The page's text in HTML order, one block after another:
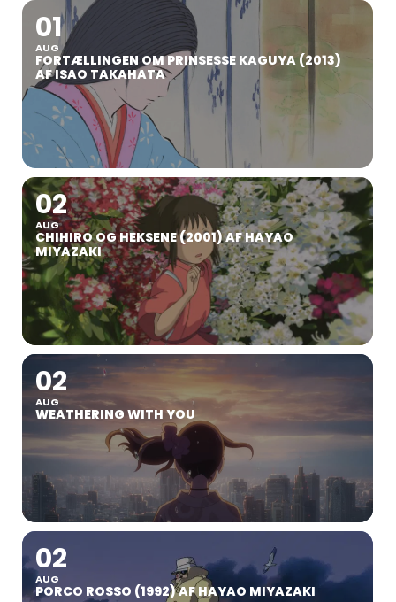
01
AUG
FORTÆLLINGEN OM PRINSESSE KAGUYA (2013)
AF ISAO TAKAHATA
02
AUG
CHIHIRO OG HEKSENE (2001) AF HAYAO
MIYAZAKI
02
AUG
WEATHERING WITH YOU
02
AUG
PORCO ROSSO (1992) AF HAYAO MIYAZAKI